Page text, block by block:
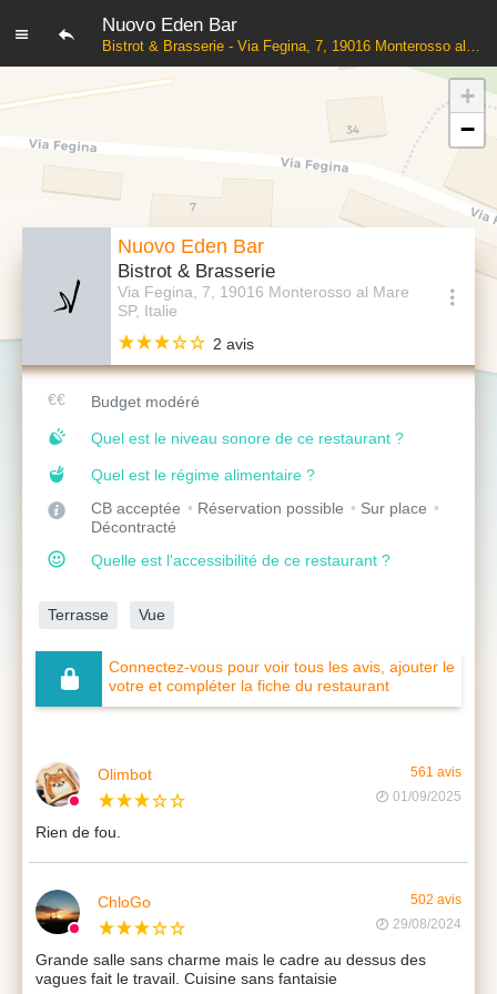
Nuovo Eden Bar
Bistrot & Brasserie - Via Fegina, 7, 19016 Monterosso al Mare SP, Italie
Nuovo Eden Bar
Bistrot & Brasserie
Via Fegina, 7, 19016 Monterosso al Mare
SP, Italie
2 avis
Budget modéré
Quel est le niveau sonore de ce restaurant ?
Quel est le régime alimentaire ?
CB acceptée
Réservation possible
Sur place
Décontracté
Quelle est l'accessibilité de ce restaurant ?
Terrasse Vue
Connectez-vous pour voir tous les avis, ajouter le
votre et compléter la fiche du restaurant
Olimbot
561 avis
01/09/2025
Rien de fou.
ChloGo
502 avis
29/08/2024
Grande salle sans charme mais le cadre au dessus des
vagues fait le travail. Cuisine sans fantaisie
+
−